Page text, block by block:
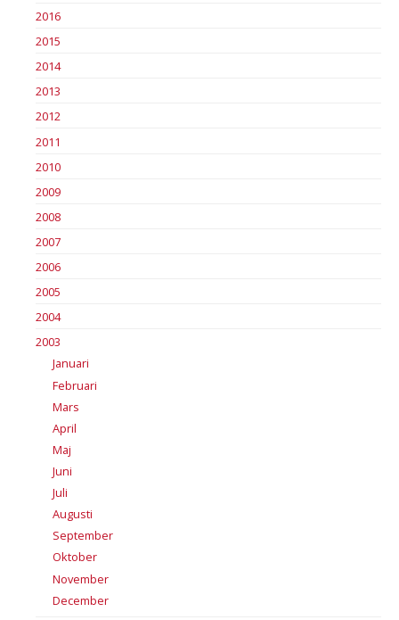
2016
2015
2014
2013
2012
2011
2010
2009
2008
2007
2006
2005
2004
2003
Januari
Februari
Mars
April
Maj
Juni
Juli
Augusti
September
Oktober
November
December